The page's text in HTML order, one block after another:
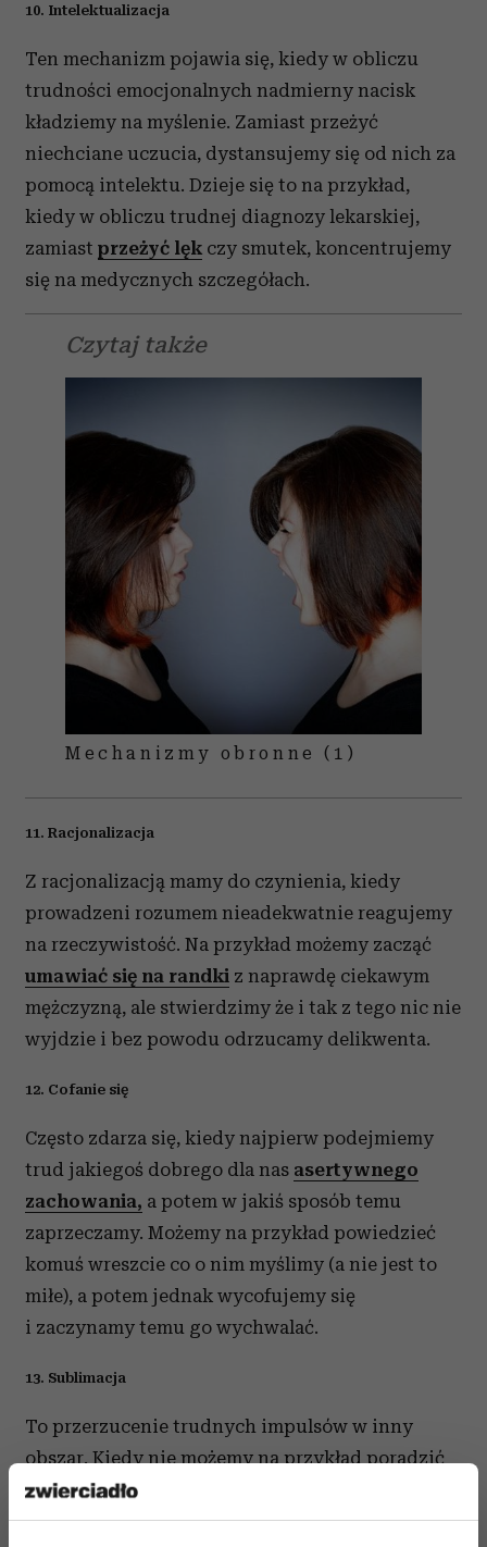
10. Intelektualizacja
Ten mechanizm pojawia się, kiedy w obliczu
trudności emocjonalnych nadmierny nacisk
kładziemy na myślenie. Zamiast przeżyć
niechciane uczucia, dystansujemy się od nich za
pomocą intelektu. Dzieje się to na przykład,
kiedy w obliczu trudnej diagnozy lekarskiej,
zamiast przeżyć lęk czy smutek, koncentrujemy
się na medycznych szczegółach.
Czytaj także
Mechanizmy obronne (1)
11. Racjonalizacja
Z racjonalizacją mamy do czynienia, kiedy
prowadzeni rozumem nieadekwatnie reagujemy
na rzeczywistość. Na przykład możemy zacząć
umawiać się na randki z naprawdę ciekawym
mężczyzną, ale stwierdzimy że i tak z tego nic nie
wyjdzie i bez powodu odrzucamy delikwenta.
12. Cofanie się
Często zdarza się, kiedy najpierw podejmiemy
trud jakiegoś dobrego dla nas asertywnego
zachowania, a potem w jakiś sposób temu
zaprzeczamy. Możemy na przykład powiedzieć
komuś wreszcie co o nim myślimy (a nie jest to
miłe), a potem jednak wycofujemy się
i zaczynamy temu go wychwalać.
13. Sublimacja
To przerzucenie trudnych impulsów w inny
obszar. Kiedy nie możemy na przykład poradzić
sobie z seksualnym pożądaniem, idziemy na
siłownię i tam wręcz katujemy się aktywnością.